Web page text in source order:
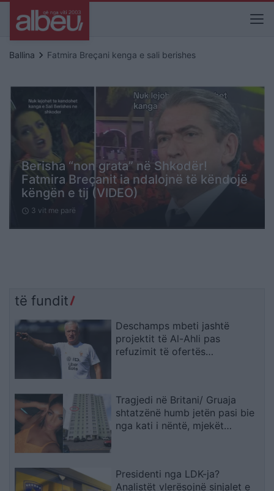
Ballina keyboard_arrow_right Fatmira Breçani kenga e sali berishes
Berisha “non grata” në Shkodër!
Fatmira Breçanit ia ndalojnë të këndojë
këngën e tij (VIDEO)
schedule 3 vit me parë
të fundit
Deschamps mbeti jashtë
projektit të Al-Ahli pas
refuzimit të ofertës
Tragjedi në Britani/ Gruaja
shtatzënë humb jetën pasi bie
nga kati i nëntë, mjekët
Presidenti nga LDK-ja?
Analistët vlerësojnë sinjalet e